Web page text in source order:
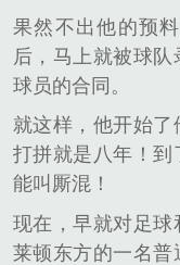
果然不出他的预
后，马上就被球
球员的合同。
就这样，他开始了
打拼就是八年！到
能叫厮混！
现在，早就对足球
莱顿东方的一名普